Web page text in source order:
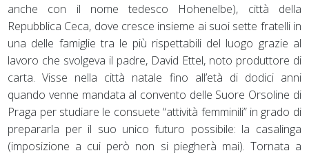
anche con il nome tedesco Hohenelbe), città della
Repubblica Ceca, dove cresce insieme ai suoi sette fratelli in
una delle famiglie tra le più rispettabili del luogo grazie al
lavoro che svolgeva il padre, David Ettel, noto produttore di
carta. Visse nella città natale fino all’età di dodici anni
quando venne mandata al convento delle Suore Orsoline di
Praga per studiare le consuete “attività femminili” in grado di
prepararla per il suo unico futuro possibile: la casalinga
(imposizione a cui però non si piegherà mai). Tornata a